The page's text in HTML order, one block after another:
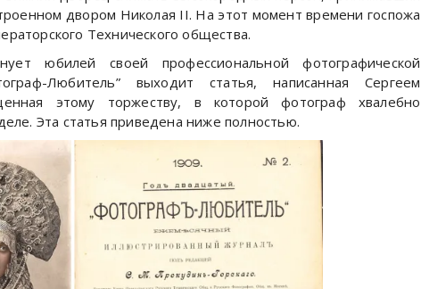
двором Николая II. На этот момент времени госпожа
Технического общества.
юбилей своей профессиональной фотографической
Любитель” выходит статья, написанная Сергеем
этому торжеству, в которой фотограф хвалебно
Эта статья приведена ниже полностью.